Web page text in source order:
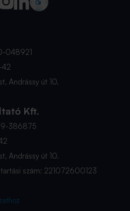
048921
42
Andrássy út 10.
Kft.
386875
Andrássy út 10.
szám: 221072600123